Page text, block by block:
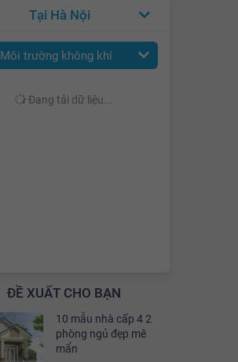
Hà Nội
Môi trường không khí
Đang tải dữ liệu...
ĐỀ XUẤT CHO BẠN
10 mẫu nhà cấp 4 2
phòng ngủ đẹp mê
mẩn